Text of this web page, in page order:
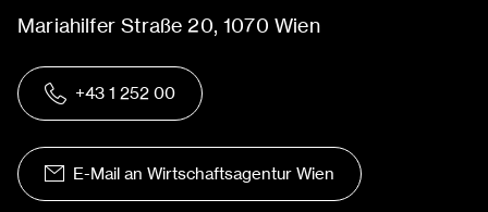
Mariahilfer Straße 20, 1070 Wien
+43 1 252 00
E-Mail an Wirtschaftsagentur Wien